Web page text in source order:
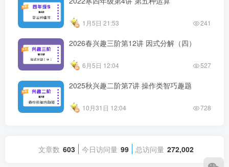
1月5日 21:53 241
2026春兴趣三阶第12讲 因式分解（四）
6月5日 12:04 527
2025秋兴趣二阶第7讲 操作类智巧趣题
10月31日 12:04 728
文章数 603 今日访问量 99 总访问量 272,002